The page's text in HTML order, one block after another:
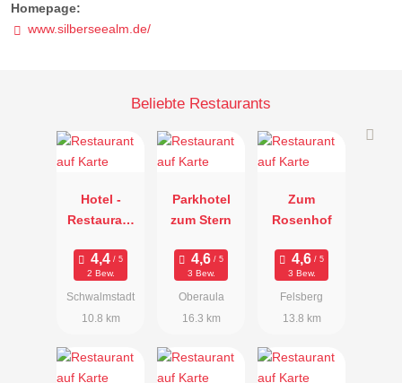
Homepage:
www.silberseealm.de/
Beliebte Restaurants
Hotel -
Restaurant
2 Bew.
Schwalmstadt
10.8 km
Parkhotel
zum Stern
3 Bew.
Oberaula
16.3 km
Zum
Rosenhof
3 Bew.
Felsberg
13.8 km